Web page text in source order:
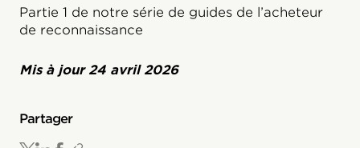
Partie 1 de notre série de guides de l’acheteur
de reconnaissance
Mis à jour 24 avril 2026
Partager